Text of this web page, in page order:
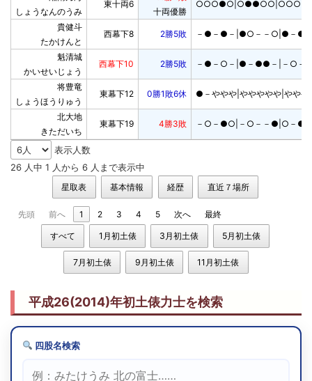
しょうなんのうみ
東十両6
十両優勝
貴健斗
たかけんと
西幕下8 2勝5敗 －●－●－|●○－－○|●－●
魁清城
かいせいじょう
西幕下10 2勝5敗 －●－○－|●－●●－|－○－
将豊竜
しょうほうりゅう
東幕下12 0勝1敗6休 ●－ややや|ややややや|ややや
北大地
きただいち
東幕下19 4勝3敗 －○－●○|－○－－●|○－●
表示人数
26 人中 1 人から 6 人まで表示中
星取表 基本情報 経歴 直近７場所
先頭 前へ 1 2 3 4 5 次へ 最終
すべて 1月初土俵 3月初土俵 5月初土俵
7月初土俵 9月初土俵 11月初土俵
平成26(2014)年初土俵力士を検索
四股名検索